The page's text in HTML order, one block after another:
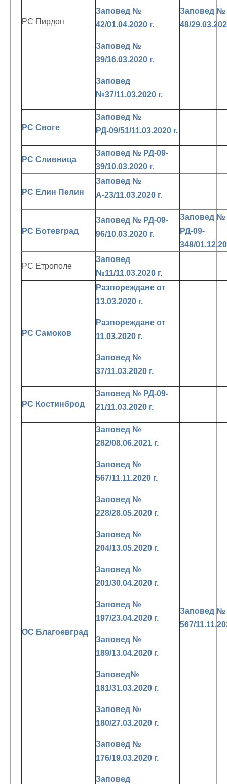
РС Пирдоп
Заповед №
42/01.04.2020 г.
Заповед №
39/16.03.2020 г.
Заповед
№37/11.03.2020 г.
Заповед №
48/
РС Своге
Заповед №
РД-09/51/11.03.2020 г.
РС Сливница
Заповед № РД-09-
39/10.03.2020 г.
РС Елин Пелин
Заповед №
А-23/11.03.2020 г.
РС Ботевград
Заповед № РД-09-
96/10.03.2020 г.
Заповед №
РД-09-
348/
РС Етрополе
Заповед
№11/11.03.2020 г.
РС Самоков
Разпореждане от
13.03.2020 г.
Разпореждане от
11.03.2020 г.
Заповед №
37/11.03.2020 г.
РС Костинброд
Заповед № РД-09-
21/11.03.2020 г.
ОС Благоевград
Заповед №
282/08.06.2021 г.
Заповед №
567/11.11.2020 г.
Заповед №
228/28.05.2020 г.
Заповед №
204/13.05.2020 г.
Заповед №
201/30.04.2020 г.
Заповед №
197/23.04.2020 г.
Заповед №
189/13.04.2020 г.
Заповед№
181/31.03.2020 г.
Заповед №
180/27.03.2020 г.
Заповед №
176/19.03.2020 г.
Заповед
Заповед №
567/